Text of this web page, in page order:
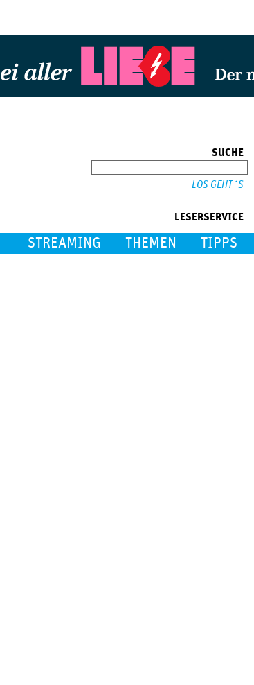
SUCHE
LESERSERVICE
STREAMING THEMEN TIPPS